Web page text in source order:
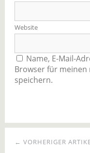
Website
Name, E-Mail-
Browser für
speichern.
← VORHERIGER